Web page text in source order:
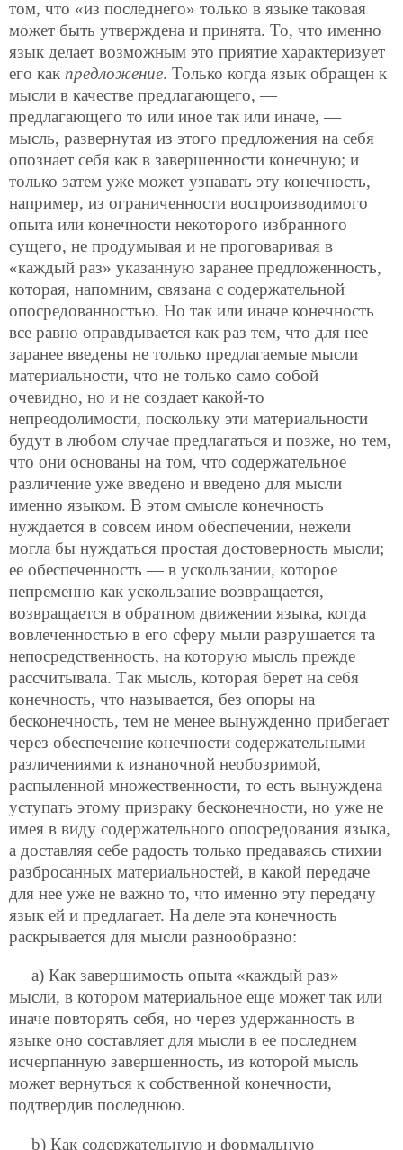
том, что «из последнего» только в языке таковая
может быть утверждена и принята. То, что именно
язык делает возможным это приятие характеризует
его как предложение. Только когда язык обращен к
мысли в качестве предлагающего, —
предлагающего то или иное так или иначе, —
мысль, развернутая из этого предложения на себя
опознает себя как в завершенности конечную; и
только затем уже может узнавать эту конечность,
например, из ограниченности воспроизводимого
опыта или конечности некоторого избранного
сущего, не продумывая и не проговаривая в
«каждый раз» указанную заранее предложенность,
которая, напомним, связана с содержательной
опосредованностью. Но так или иначе конечность
все равно оправдывается как раз тем, что для нее
заранее введены не только предлагаемые мысли
материальности, что не только само собой
очевидно, но и не создает какой-то
непреодолимости, поскольку эти материальности
будут в любом случае предлагаться и позже, но тем,
что они основаны на том, что содержательное
различение уже введено и введено для мысли
именно языком. В этом смысле конечность
нуждается в совсем ином обеспечении, нежели
могла бы нуждаться простая достоверность мысли;
ее обеспеченность — в ускользании, которое
непременно как ускользание возвращается,
возвращается в обратном движении языка, когда
вовлеченностью в его сферу мыли разрушается та
непосредственность, на которую мысль прежде
рассчитывала. Так мысль, которая берет на себя
конечность, что называется, без опоры на
бесконечность, тем не менее вынужденно прибегает
через обеспечение конечности содержательными
различениями к изнаночной необозримой,
распыленной множественности, то есть вынуждена
уступать этому призраку бесконечности, но уже не
имея в виду содержательного опосредования языка,
а доставляя себе радость только предаваясь стихии
разбросанных материальностей, в какой передаче
для нее уже не важно то, что именно эту передачу
язык ей и предлагает. На деле эта конечность
раскрывается для мысли разнообразно:
а) Как завершимость опыта «каждый раз»
мысли, в котором материальное еще может так или
иначе повторять себя, но через удержанность в
языке оно составляет для мысли в ее последнем
исчерпанную завершенность, из которой мысль
может вернуться к собственной конечности,
подтвердив последнюю.
b) Как содержательную и формальную